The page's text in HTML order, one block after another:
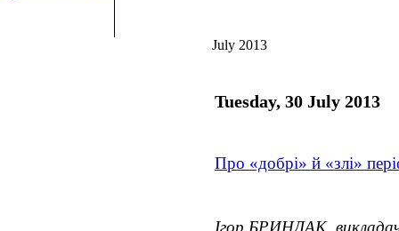
July 2013
Tuesday, 30 July 2013
Про «добрі» й «злі»
Ігор БРИНДАК,